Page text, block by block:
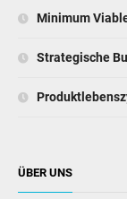
Minimum
Strategische
ÜBER UNS